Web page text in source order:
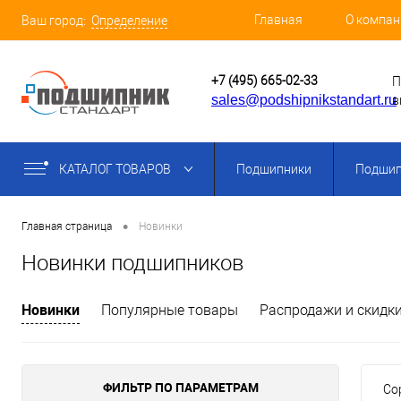
Ваш город: Определение Главная О
+7 (495) 665-02-33
sales@podshipnikstandart.ru
КАТАЛОГ ТОВАРОВ Подшипники
Главная страница • Новинки
Новинки подшипников
Новинки Популярные товары Распродажи и скидки
ФИЛЬТР ПО ПАРАМЕТРАМ